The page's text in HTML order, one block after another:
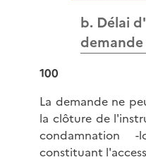
b. Délai
demande
100
La demande ne
la clôture de
condamnation -
constituant